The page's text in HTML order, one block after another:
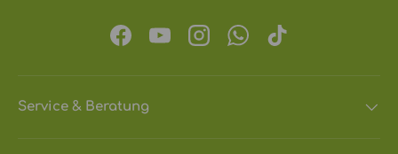
FacebookYouTubeInstagramWhatsApp
TikTok
Service & Beratung